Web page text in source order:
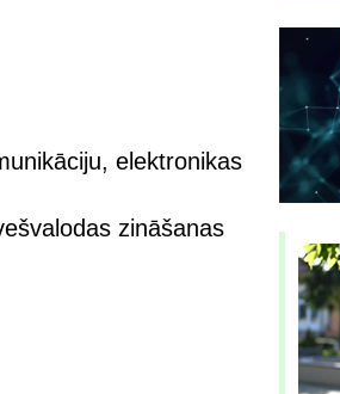
elektronikas
zināšanas